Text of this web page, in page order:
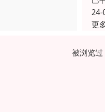
24-
更
被浏览